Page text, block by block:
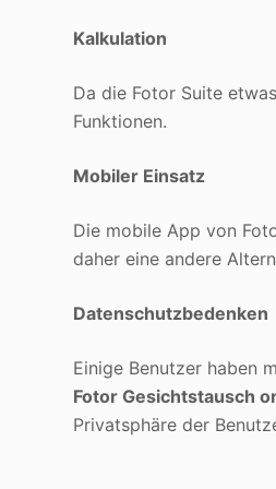
Kalkulation
Da die Fotor Suite
Funktionen.
Mobiler Einsatz
Die mobile App von
daher eine andere
Datenschutzbedenken
Einige Benutzer haben
Fotor Gesichtstausch
Privatsphäre der